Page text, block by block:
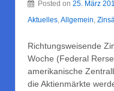
Posted on 25. März
Aktuelles Allgemein
Richtungsweisende
Woche (Federal
amerikanische
die Aktienmärkte